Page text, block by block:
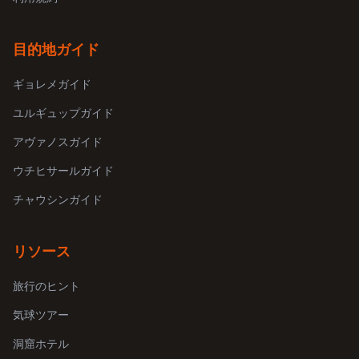
目的地ガイド
ギョレメガイド
ユルギュップガイド
アヴァノスガイド
ウチヒサールガイド
チャウシンガイド
リソース
旅行のヒント
気球ツアー
洞窟ホテル